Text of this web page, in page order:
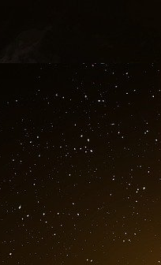
Le Conseil
constitutionnalité
en juin 2024 à
d’interdiction
Même si cette
cheveu sur la
que cette mesure
préservation de la
de la liberté de la
L’enjeu était